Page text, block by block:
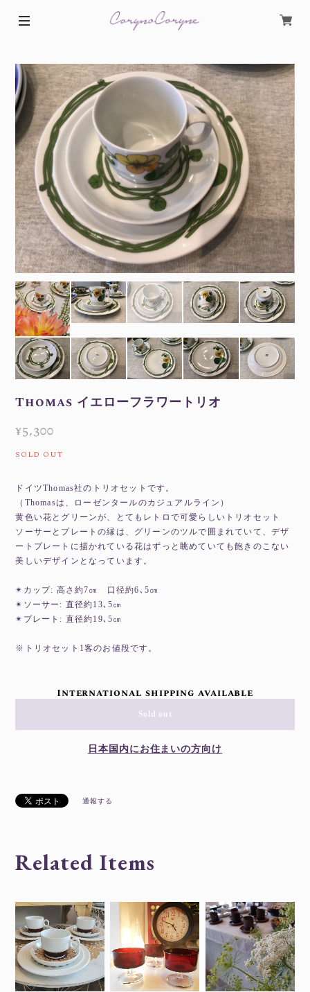
Thomas イエローフラワートリオ
¥5,300
SOLD OUT
ドイツThomas社のトリオセットです。
（Thomasは、ローゼンタールのカジュアルライン）
黄色い花とグリーンが、とてもレトロで可愛らしいトリオセット
ソーサーとプレートの縁は、グリーンのツルで囲まれていて、デザ
ートプレートに描かれている花はずっと眺めていても飽きのこない
美しいデザインとなっています。
✴︎カップ: 高さ約7㎝ 口径約6､5㎝
✴︎ソーサー: 直径約13､5㎝
✴︎プレート: 直径約19､5㎝
※トリオセット1客のお値段です。
International shipping available
Sold out
日本国内にお住まいの方向け
通報する
Related Items